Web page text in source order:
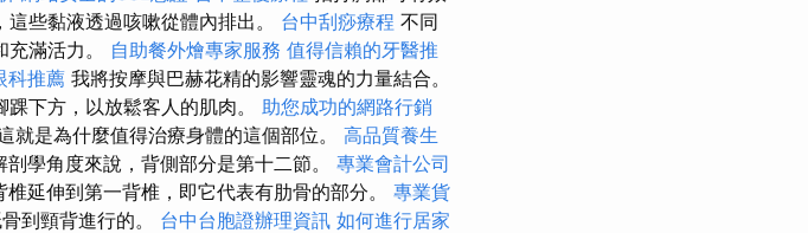
些黏液透過咳嗽從體內排出。 台中刮痧療程 不同
滿活力。 自助餐外燴專家服務 值得信賴的牙醫推
科推薦 我將按摩與巴赫花精的影響靈魂的力量結合。
下方，以放鬆客人的肌肉。 助您成功的網路行銷
就是為什麼值得治療身體的這個部位。 高品質養生
剖學角度來說，背側部分是第十二節。 專業會計公司
椎延伸到第一背椎，即它代表有肋骨的部分。 專業貨
到頸背進行的。 台中台胞證辦理資訊 如何進行居家